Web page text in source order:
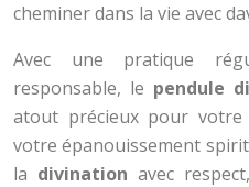
cheminer dans la vie avec
Avec une pratique
responsable, le pendule
atout précieux pour
votre épanouissement
la divination avec